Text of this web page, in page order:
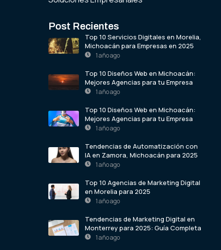
Post Recientes
Top 10 Servicios Digitales en Morelia,
Michoacán para Empresas en 2025
1 año ago
Top 10 Diseños Web en Michoacán:
Mejores Agencias para tu Empresa
1 año ago
Top 10 Diseños Web en Michoacán:
Mejores Agencias para tu Empresa
1 año ago
Tendencias de Automatización con
IA en Zamora, Michoacán para 2025
1 año ago
Top 10 Agencias de Marketing Digital
en Morelia para 2025
1 año ago
Tendencias de Marketing Digital en
Monterrey para 2025: Guía Completa
1 año ago